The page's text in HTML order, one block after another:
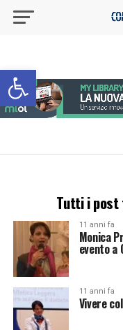
Apri la barra degli strumenti
Tutti i post
11 anni fa
Monica
evento a
11 anni fa
Vivere